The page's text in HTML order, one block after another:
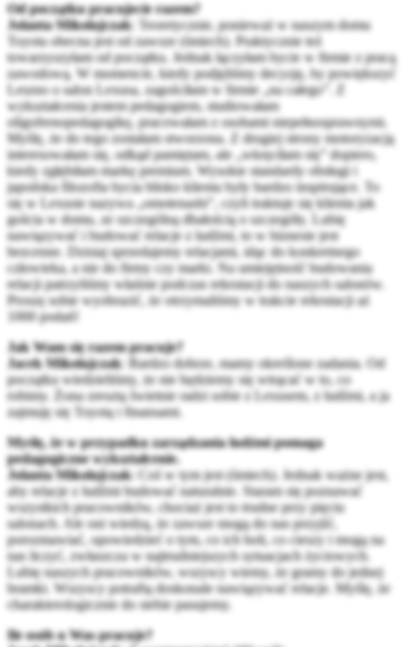
Od początku pracujecie razem?
Jolanta Mikołajczak: Teoretycznie, ponieważ w naszym domu
Toyota obecna jest od zawsze (śmiech). Praktycznie też
towarzyszyłam od początku. Jednak łączyłam bycie w firmie z pracą
zawodową. W momencie, kiedy podjęliśmy decyzję, by powiększyć
Leszno o salon Lexusa, zagościłam w firmie „na całego”. Z
wykształcenia jestem pedagogiem, studiowałam
oligofrenopedagogikę, pracowałam z osobami niepełnosprawnymi.
Myślę, że do tego zostałam stworzona. Z drugiej strony motoryzacją
interesowałam się, odkąd pamiętam, ale „wkręciłam się” dopiero,
kiedy zgłębiłam markę premium. Wysokie standardy obsługi i
japońska filozofia bycia blisko klienta były bardzo inspirujące. To
się w Lexusie nazywa „omotenashi”, czyli traktuje się klienta jak
gościa w domu, ze szczególną dbałością o szczegóły. Lubię
nawiązywać i budować relacje z ludźmi, to w biznesie jest
bezcenne. Dzisiaj sprzedajemy relacjami, idąc do konkretnego
człowieka, a nie do firmy czy marki. Na umiejętność budowania
relacji patrzyliśmy właśnie podczas rekrutacji do naszych salonów.
Proszę sobie wyobrazić, że otrzymaliśmy w trakcie rekrutacji aż
1000 podań!
Jak Wam się razem pracuje?
Jacek Mikołajczak: Bardzo dobrze, mamy określone zadania. Od
początku wiedzieliśmy, że nie będziemy się wtrącać w to, co
robimy. Żona zresztą świetnie radzi sobie z Lexusem, z ludźmi, a ja
zajmuję się Toyotą i finansami.
Myślę, że w przypadku zarządzania ludźmi pomaga
pedagogiczne wykształcenie.
Jolanta Mikołajczak: Coś w tym jest (śmiech). Jednak ważne jest,
aby relacje z ludźmi budować naturalnie. Staram się poznawać
wszystkich pracowników, chociaż jest to trudne przy pięciu
salonach. Ale oni wiedzą, że zawsze mogą do nas przyjść,
porozmawiać, opowiedzieć o tym, co ich boli, co cieszy i mogą na
nas liczyć, zwłaszcza w najtrudniejszych sytuacjach życiowych.
Lubię naszych pracowników, wszyscy wiemy, że gramy do jednej
bramki. Wszyscy potrafią doskonale nawiązywać relacje. Myślę, że
charakterologicznie do siebie pasujemy.
Ile osób u Was pracuje?